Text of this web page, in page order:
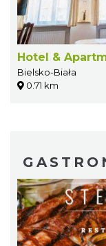
Hotel &
Bielsko-Biała
0.71 km